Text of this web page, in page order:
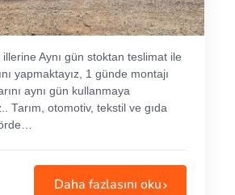
Aynı gün stoktan teslimat ile
yapmaktayız, 1 günde montajı
aynı gün kullanmaya
Tarım, otomotiv, tekstil ve gıda
Daha fazlasını oku